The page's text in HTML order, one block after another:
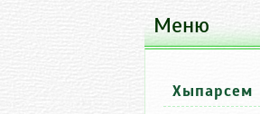
Меню
Хыпарсем